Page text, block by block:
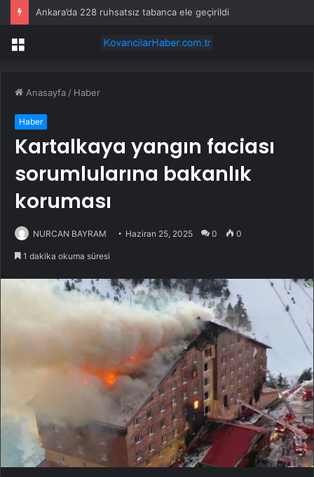
Ankara’da 228 ruhsatsız tabanca ele geçirildi
Menü
Anasayfa / Haber
Haber
Kartalkaya yangın faciası
sorumlularına bakanlık
koruması
NURCAN BAYRAM Haziran 25, 2025 0 0
1 dakika okuma süresi